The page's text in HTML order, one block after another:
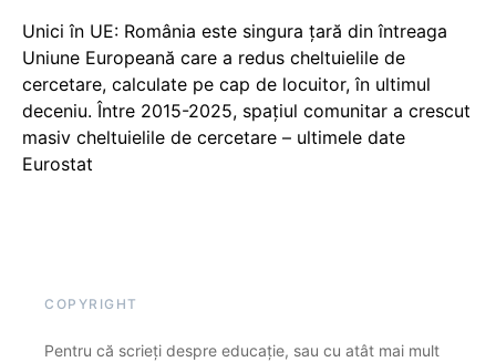
Unici în UE: România este singura țară din întreaga
Uniune Europeană care a redus cheltuielile de
cercetare, calculate pe cap de locuitor, în ultimul
deceniu. Între 2015-2025, spațiul comunitar a crescut
masiv cheltuielile de cercetare – ultimele date
Eurostat
COPYRIGHT
Pentru că scrieți despre educație, sau cu atât mai mult